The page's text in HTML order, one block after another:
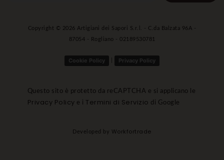
Copyright © 2026 Artigiani dei Sapori S.r.l. - C.da Balzata 96A -
87054 - Rogliano - 02189530781
Cookie Policy Privacy Policy
Questo sito è protetto da reCAPTCHA e si applicano le
Privacy Policy e i Termini di Servizio di Google
Developed by Workfortrade